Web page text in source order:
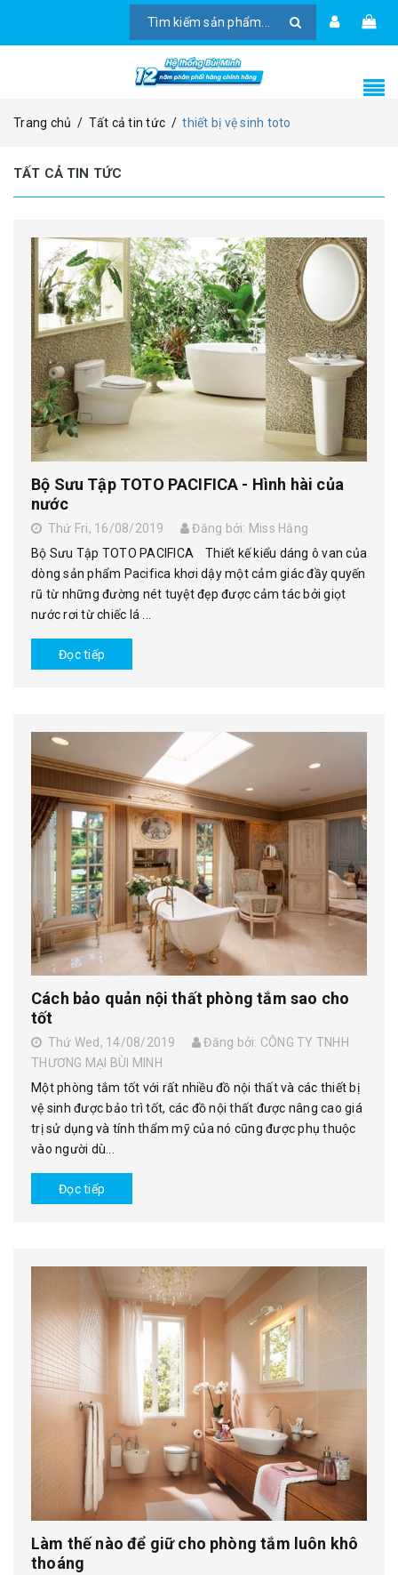
Trang chủ / Tất cả tin tức / thiết bị vệ sinh toto
TẤT CẢ TIN TỨC
Bộ Sưu Tập TOTO PACIFICA - Hình hài của
nước
Thứ Fri, 16/08/2019
Đăng bởi: Miss Hằng
Bộ Sưu Tập TOTO PACIFICA Thiết kế kiểu dáng ô van của
dòng sản phẩm Pacifica khơi dậy một cảm giác đầy quyến
rũ từ những đường nét tuyệt đẹp được cảm tác bởi giọt
nước rơi từ chiếc lá ...
Đọc tiếp
Cách bảo quản nội thất phòng tắm sao cho
tốt
Thứ Wed, 14/08/2019
Đăng bởi: CÔNG TY TNHH
THƯƠNG MẠI BÙI MINH
Một phòng tắm tốt với rất nhiều đồ nội thất và các thiết bị
vệ sinh được bảo trì tốt, các đồ nội thất được nâng cao giá
trị sử dụng và tính thẩm mỹ của nó cũng được phụ thuộc
vào người dù...
Đọc tiếp
Làm thế nào để giữ cho phòng tắm luôn khô
thoáng